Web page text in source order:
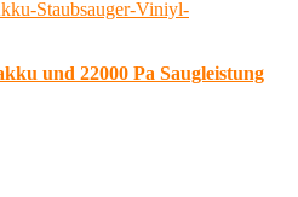
und 22000 Pa Saugleistung